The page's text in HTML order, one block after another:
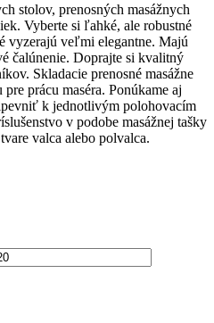
stolov, prenosných masážnych
Vyberte si ľahké, ale robustné
vyzerajú veľmi elegantne. Majú
čalúnenie. Doprajte si kvalitný
Skladacie prenosné masážne
prácu maséra. Ponúkame aj
k jednotlivým polohovacím
v podobe masážnej tašky
valca alebo polvalca.